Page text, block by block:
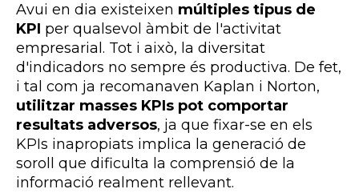
Avui en dia existeixen múltiples tipus de
KPI per qualsevol àmbit de l'activitat
empresarial. Tot i això, la diversitat
d'indicadors no sempre és productiva. De fet,
i tal com ja recomanaven Kaplan i Norton,
utilitzar masses KPIs pot comportar
resultats adversos, ja que fixar-se en els
KPIs inapropiats implica la generació de
soroll que dificulta la comprensió de la
informació realment rellevant.